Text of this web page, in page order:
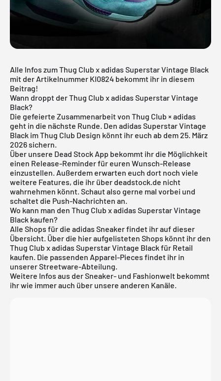
Alle Infos zum Thug Club x adidas Superstar Vintage Black
mit der Artikelnummer KI0824 bekommt ihr in diesem
Beitrag!
Wann droppt der Thug Club x adidas Superstar Vintage
Black?
Die gefeierte Zusammenarbeit von Thug Club × adidas
geht in die nächste Runde. Den adidas Superstar Vintage
Black im Thug Club Design könnt ihr euch ab dem 25. März
2026 sichern.
Über unsere Dead Stock App bekommt ihr die Möglichkeit
einen Release-Reminder für euren Wunsch-Release
einzustellen. Außerdem erwarten euch dort noch viele
weitere Features, die ihr über deadstock.de nicht
wahrnehmen könnt. Schaut also gerne mal vorbei und
schaltet die Push-Nachrichten an.
Wo kann man den Thug Club x adidas Superstar Vintage
Black kaufen?
Alle Shops für die adidas Sneaker findet ihr auf dieser
Übersicht. Über die hier aufgelisteten Shops könnt ihr den
Thug Club x adidas Superstar Vintage Black für Retail
kaufen. Die passenden Apparel-Pieces findet ihr in
unsererStreetware-Abteilung.
Weitere Infos aus der Sneaker- und Fashionwelt bekommt
ihr wie immer auch über unsere anderen Kanäle.